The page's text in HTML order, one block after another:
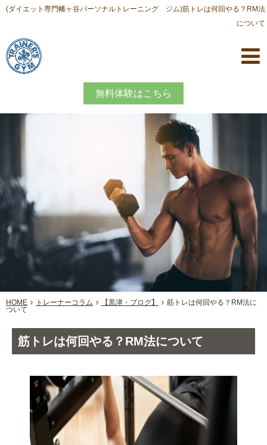
(ダイエット専門幡ヶ谷パーソナルトレーニング ジム)筋トレは何回やる？RM法
について
無料体験はこちら
HOME トレーナーコラム 【黒津・ブログ】
筋トレは何回やる？RM法に
ついて
筋トレは何回やる？RM法について